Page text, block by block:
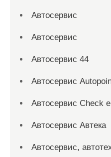
Автосервис
Автосервис
Автосервис 44
Автосервис
Автосервис Check
Автосервис Автека
Автосервис,